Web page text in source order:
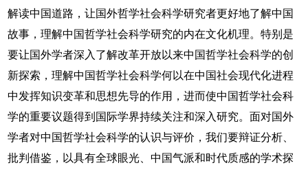
解读中国道路，让国外哲学社会科学研究者更好地了解中国
故事，理解中国哲学社会科学研究的内在文化机理。特别是
要让国外学者深入了解改革开放以来中国哲学社会科学的创
新探索，理解中国哲学社会科学何以在中国社会现代化进程
中发挥知识变革和思想先导的作用，进而使中国哲学社会科
学的重要议题得到国际学界持续关注和深入研究。面对国外
学者对中国哲学社会科学的认识与评价，我们要辩证分析、
批判借鉴，以具有全球眼光、中国气派和时代质感的学术探